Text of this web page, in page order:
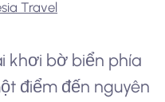
Travel
khơi bờ biển phía
điểm đến nguyên